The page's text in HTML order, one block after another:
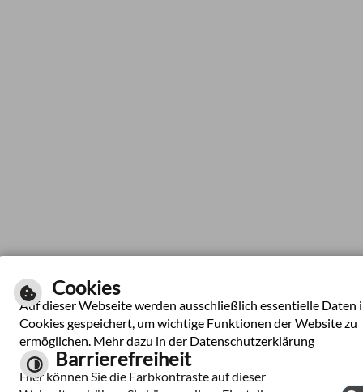
Cookies
Auf dieser Webseite werden ausschließlich essentielle Daten
Cookies gespeichert, um wichtige Funktionen der Website zu
ermöglichen. Mehr dazu in der Datenschutzerklärung
Barrierefreiheit
Hier können Sie die Farbkontraste auf dieser